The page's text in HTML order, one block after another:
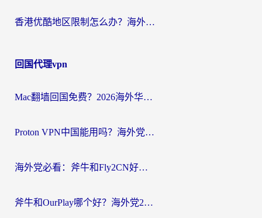
香港优酷地区限制怎么办？海外党亲测有效的追剧解决方案
回国代理vpn
Mac翻墙回国免费？2026海外华人亲测：从CCTV5直播到国内APP，这样选加速器才靠谱
Proton VPN中国能用吗？海外党选回国加速器的避坑指南（附番茄加速器实测）
海外党必看：斧牛和Fly2CN好用吗？3招教你选对回国加速器（附免费试用攻略）
斧牛和OurPlay哪个好？海外党2026亲测：选对加速器，国内资源秒加载